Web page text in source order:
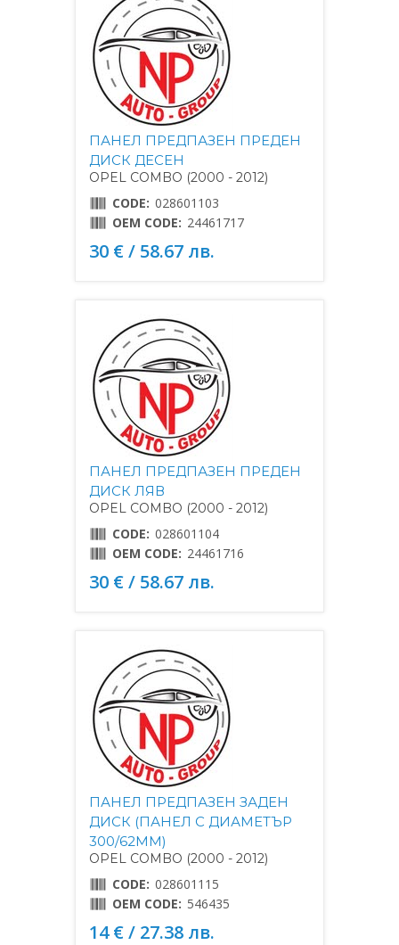
ПАНЕЛ ПРЕДПАЗЕН ПРЕДЕН
ДИСК ДЕСЕН
OPEL COMBO (2000 - 2012)
CODE: 028601103
OEM CODE: 24461717
30 € / 58.67 лв.
ПАНЕЛ ПРЕДПАЗЕН ПРЕДЕН
ДИСК ЛЯВ
OPEL COMBO (2000 - 2012)
CODE: 028601104
OEM CODE: 24461716
30 € / 58.67 лв.
ПАНЕЛ ПРЕДПАЗЕН ЗАДЕН
ДИСК (ПАНЕЛ С ДИАМЕТЪР
300/62MM)
OPEL COMBO (2000 - 2012)
CODE: 028601115
OEM CODE: 546435
14 € / 27.38 лв.